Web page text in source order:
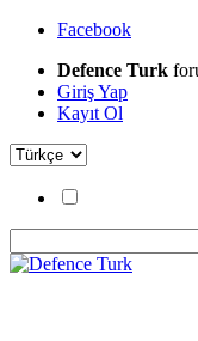
Facebook
Defence Turk
Giriş Yap
Kayıt Ol